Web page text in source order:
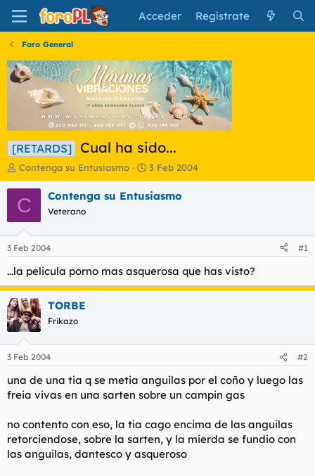
Acceder Regístrate
Foro General
[RETARDS] Cual ha sido...
I
n
i
c
a
o
r
e
l
t
e
m
a
Contenga su Entusiasmo
F
e
c
i
n
c
3 Feb 2004
C Contenga su Entusiasmo
Veterano
3 Feb 2004 #1
...la pelicula porno mas asquerosa que has visto?
TORBE
Frikazo
3 Feb 2004 #2
una de una tia q se metia anguilas por el coño y luego las
freia vivas en una sarten sobre un campin gas
no contento con eso, la tia cago encima de las anguilas
retorciendose, sobre la sarten, y la mierda se fundio con
las anguilas, dantesco y asqueroso